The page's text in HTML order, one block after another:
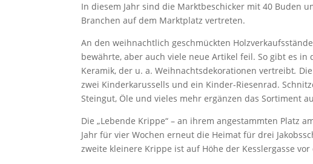
In diesem Jahr sind die Marktbeschicker mit 40 Buden
Branchen auf dem Marktplatz vertreten.
An den weihnachtlich geschmückten
bewährte, aber auch viele neue Artikel feil. So gibt es
Keramik, der u. a. Weihnachtsdekorationen vertreibt.
zwei Kinderkarussells und ein Kinder-Riesenrad.
Steingut, Öle und vieles mehr ergänzen das Sortiment
Die „Lebende Krippe“ – an ihrem angestammten Platz
Jahr für vier Wochen erneut die Heimat für drei
zweite kleinere Krippe ist auf Höhe der Kesslergasse